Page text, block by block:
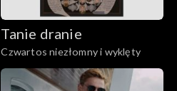
Tanie dranie
Czwartos niezłomny i wyklęty